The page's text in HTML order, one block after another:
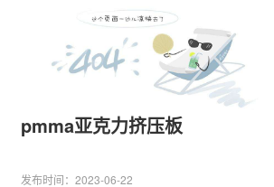
pmma亚克力挤压板
发布时间：2023-06-22